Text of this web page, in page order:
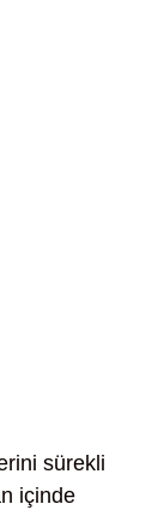
sürekli
içinde